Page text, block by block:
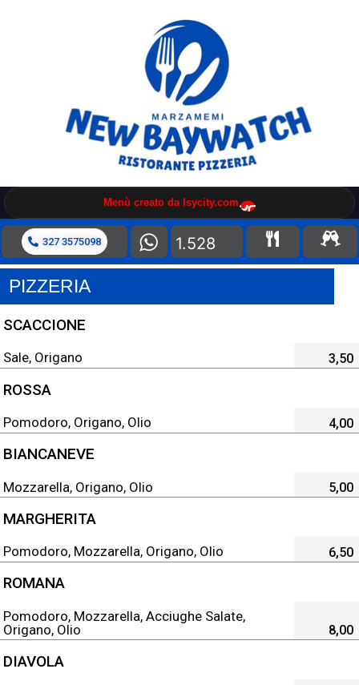
Menù creato da Isycity.com
327 3575098 1.528
PIZZERIA
SCACCIONE
Sale, Origano 3,50
ROSSA
Pomodoro, Origano, Olio 4,00
BIANCANEVE
Mozzarella, Origano, Olio 5,00
MARGHERITA
Pomodoro, Mozzarella, Origano, Olio 6,50
ROMANA
Pomodoro, Mozzarella, Acciughe Salate,
Origano, Olio
8,00
DIAVOLA